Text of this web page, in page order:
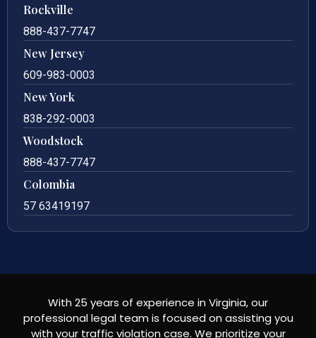
Rockville
888-437-7747
New Jersey
609-983-0003
New York
838-292-0003
Woodstock
888-437-7747
Colombia
57 63419197
With 25 years of experience in Virginia, our
professional legal team is focused on assisting you
with your traffic violation case. We prioritize your